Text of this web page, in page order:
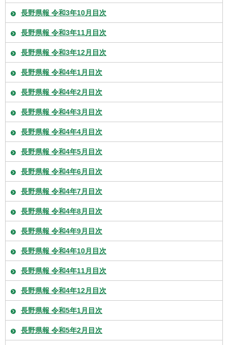
長野県報 令和3年10月目次
長野県報 令和3年11月目次
長野県報 令和3年12月目次
長野県報 令和4年1月目次
長野県報 令和4年2月目次
長野県報 令和4年3月目次
長野県報 令和4年4月目次
長野県報 令和4年5月目次
長野県報 令和4年6月目次
長野県報 令和4年7月目次
長野県報 令和4年8月目次
長野県報 令和4年9月目次
長野県報 令和4年10月目次
長野県報 令和4年11月目次
長野県報 令和4年12月目次
長野県報 令和5年1月目次
長野県報 令和5年2月目次